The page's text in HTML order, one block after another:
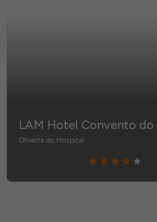
Oliveira do Hospital